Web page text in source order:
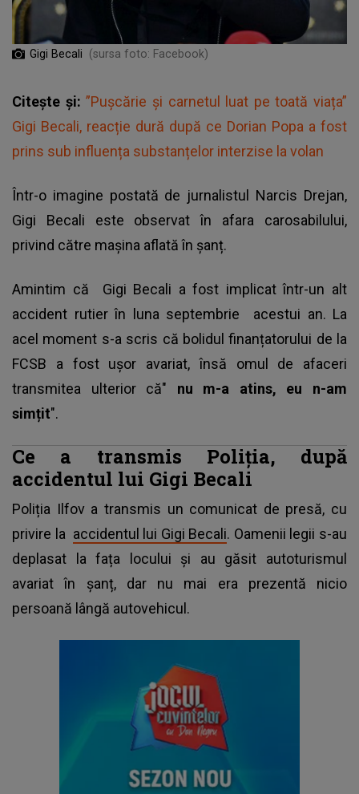
Gigi Becali (sursa foto: Facebook)
Citește și:”Pușcărie și carnetul luat pe toată viața”
Gigi Becali, reacție dură după ce Dorian Popa a fost
prins sub influența substanțelor interzise la volan
Într-o imagine postată de jurnalistul Narcis Drejan,
Gigi Becali este observat în afara carosabilului,
privind către mașina aflată în șanț.
Amintim că Gigi Becali a fost implicat într-un alt
accident rutier în luna septembrie acestui an. La
acel moment s-a scris că bolidul finanțatorului de la
FCSB a fost ușor avariat, însă omul de afaceri
transmitea ulterior că" nu m-a atins, eu n-am
simțit".
Ce a transmis Poliția, după
accidentul lui Gigi Becali
Poliția Ilfov a transmis un comunicat de presă, cu
privire la accidentul lui Gigi Becali. Oamenii legii s-au
deplasat la fața locului și au găsit autoturismul
avariat în șanț, dar nu mai era prezentă nicio
persoană lângă autovehicul.